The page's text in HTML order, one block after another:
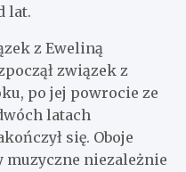
lat.
z Eweliną
związek z
po jej powrocie ze
latach
się. Oboje
niezależnie